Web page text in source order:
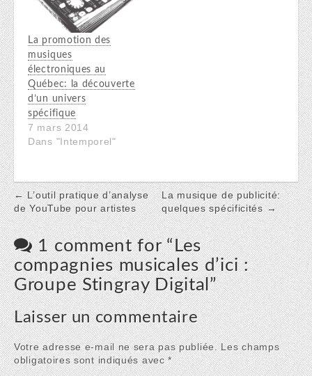
La promotion des
musiques
électroniques au
Québec: la découverte
d’un univers
spécifique
7 mars 2014
Dans "Intemporel"
Post
navigation
← L’outil pratique d’analyse
de YouTube pour artistes
La musique de publicité:
quelques spécificités →
1 comment for “Les
compagnies musicales d’ici :
Groupe Stingray Digital”
Laisser un commentaire
Votre adresse e-mail ne sera pas publiée. Les champs
obligatoires sont indiqués avec*